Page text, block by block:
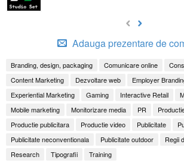
Adauga prezentare de
Branding, design, packaging Comunicare online
Content Marketing
Dezvoltare web Employer
Experiential Marketing
Gaming Interactive Retail
Mobile marketing
Monitorizare media PR
Productie publicitara
Productie video Publicitate
Publicitate neconventionala
Publicitate outdoor
Regii
Research
Tipografii Training